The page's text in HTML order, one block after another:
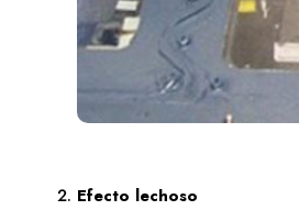
Efecto lechoso